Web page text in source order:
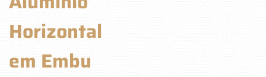
Horizontal
em Embu